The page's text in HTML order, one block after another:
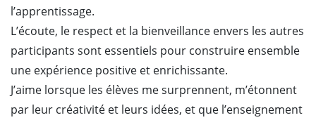
l’apprentissage.
L’écoute, le respect et la bienveillance envers les autres
participants sont essentiels pour construire ensemble
une expérience positive et enrichissante.
J’aime lorsque les élèves me surprennent, m’étonnent
par leur créativité et leurs idées, et que l’enseignement